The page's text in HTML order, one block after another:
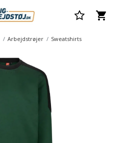
Arbejdstrøjer Sweatshirts